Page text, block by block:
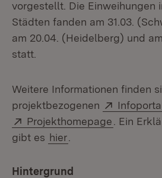
vorgestellt. Die Einweihungen
Städten fanden am 31.03.
am 20.04. (Heidelberg) und
statt.
Weitere Informationen finden
projektbezogenen
Extern:
Extern:
Projekthomepage (Öffnet
. Ein
gibt es hier
Hintergrund